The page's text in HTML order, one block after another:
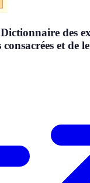
des
et de